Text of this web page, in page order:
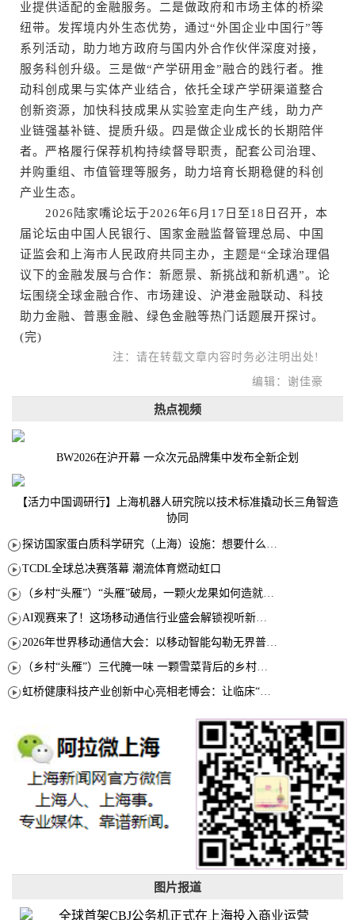
业提供适配的金融服务。二是做政府和市场主体的桥梁
纽带。发挥境内外生态优势，通过“外国企业中国行”等
系列活动，助力地方政府与国内外合作伙伴深度对接，
服务科创升级。三是做“产学研用金”融合的践行者。推
动科创成果与实体产业结合，依托全球产学研渠道整合
创新资源，加快科技成果从实验室走向生产线，助力产
业链强基补链、提质升级。四是做企业成长的长期陪伴
者。严格履行保荐机构持续督导职责，配套公司治理、
并购重组、市值管理等服务，助力培育长期稳健的科创
产业生态。
2026陆家嘴论坛于2026年6月17日至18日召开，本
届论坛由中国人民银行、国家金融监督管理总局、中国
证监会和上海市人民政府共同主办，主题是“全球治理倡
议下的金融发展与合作：新愿景、新挑战和新机遇”。论
坛围绕全球金融合作、市场建设、沪港金融联动、科技
助力金融、普惠金融、绿色金融等热门话题展开探讨。
(完)
注：请在转载文章内容时务必注明出处!
编辑：谢佳豪
热点视频
BW2026在沪开幕 一众次元品牌集中发布全新企划
【活力中国调研行】上海机器人研究院以技术标准撬动长三角智造
协同
TCDL全球总决赛落幕 潮流体育燃动虹口
图片报道